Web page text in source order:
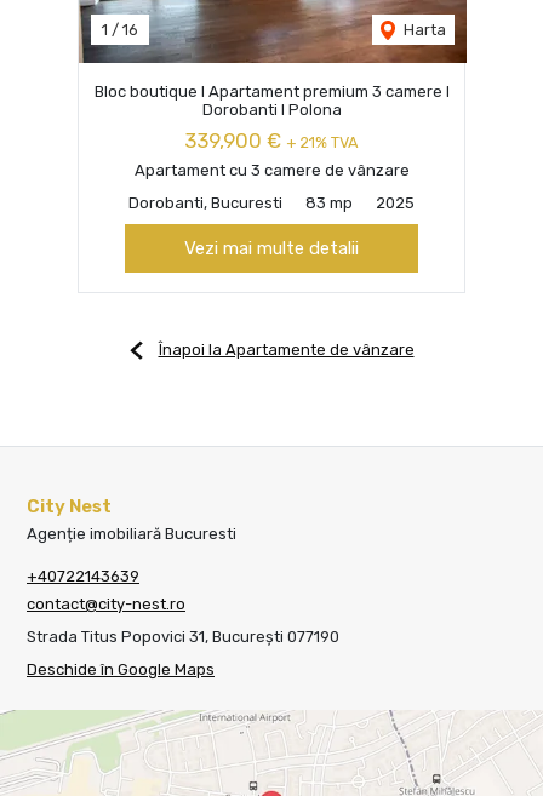
1 / 16 Harta
Bloc boutique I Apartament premium 3 camere I
Dorobanti I Polona
339,900 € + 21% TVA
Apartament cu 3 camere de vânzare
Dorobanti, Bucuresti
83 mp 2025
Vezi mai multe detalii
Înapoi la Apartamente de vânzare
City Nest
Agenție imobiliară Bucuresti
+40722143639
contact@city-nest.ro
Strada Titus Popovici 31, București 077190
Deschide în Google Maps